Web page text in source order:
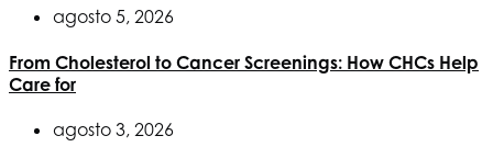
agosto 5, 2026
From Cholesterol to Cancer Screenings: How CHCs Help
Care for
agosto 3, 2026